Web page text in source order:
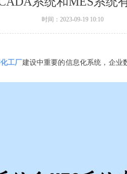
时间： 2023-09-19 10:10
工厂建设中重要的信息化系统，企业